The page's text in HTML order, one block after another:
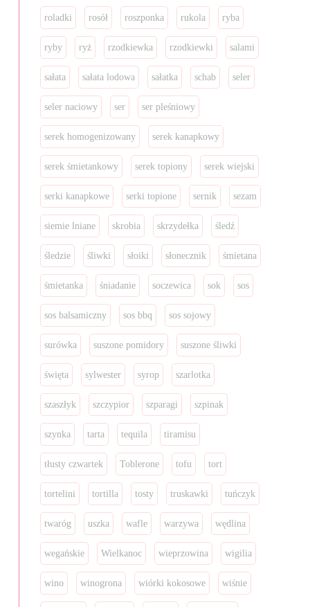
roladki rosół roszponka rukola ryba
ryby ryż rzodkiewka rzodkiewki salami
sałata sałata lodowa sałatka schab seler
seler naciowy ser ser pleśniowy
serek homogenizowany serek kanapkowy
serek śmietankowy serek topiony serek wiejski
serki kanapkowe serki topione sernik sezam
siemie lniane skrobia skrzydełka śledź
śledzie śliwki słoiki słonecznik śmietana
śmietanka śniadanie soczewica sok sos
sos balsamiczny sos bbq sos sojowy
surówka suszone pomidory suszone śliwki
święta sylwester syrop szarlotka
szaszłyk szczypior szparagi szpinak
szynka tarta tequila tiramisu
tłusty czwartek Toblerone tofu tort
tortelini tortilla tosty truskawki tuńczyk
twaróg uszka wafle warzywa wędlina
wegańskie Wielkanoc wieprzowina wigilia
wino winogrona wiórki kokosowe wiśnie